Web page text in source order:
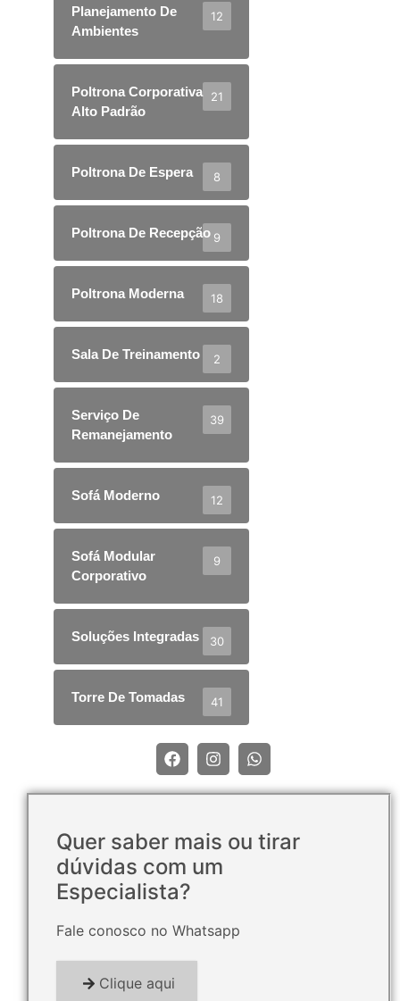
Planejamento De
Ambientes
12
Poltrona Corporativa
Alto Padrão
21
Poltrona De Espera 8
Poltrona De Recepção 9
Poltrona Moderna 18
Sala De Treinamento 2
Serviço De
Remanejamento
39
Sofá Moderno 12
Sofá Modular
Corporativo
9
Soluções Integradas 30
Torre De Tomadas 41
Quer saber mais ou tirar
dúvidas com um
Especialista?
Fale conosco no Whatsapp
Clique aqui